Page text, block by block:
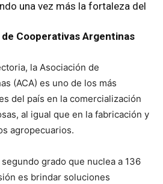
una vez más la fortaleza del
Cooperativas Argentinas
la Asociación de
(ACA) es uno de los más
del país en la comercialización
al igual que en la fabricación y
agropecuarios.
grado que nuclea a 136
es brindar soluciones